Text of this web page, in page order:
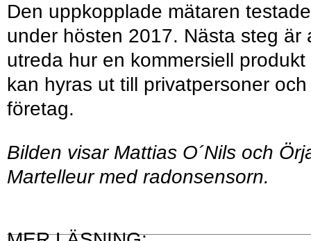
Den uppkopplade mätaren
under hösten 2017. Nästa steg är
utreda hur en kommersiell produkt
kan hyras ut till privatpersoner och
företag.
Bilden visar Mattias O´Nils och
Martelleur med radonsensorn.